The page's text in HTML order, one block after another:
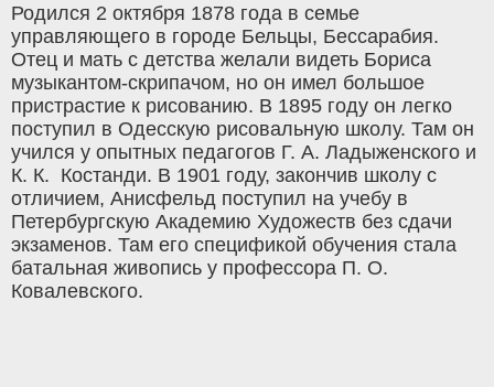
Родился 2 октября 1878 года в семье
управляющего в городе Бельцы, Бессарабия.
Отец и мать с детства желали видеть Бориса
музыкантом-скрипачом, но он имел большое
пристрастие к рисованию. В 1895 году он легко
поступил в Одесскую рисовальную школу. Там он
учился у опытных педагогов Г. А. Ладыженского и
К. К. Костанди. В 1901 году, закончив школу с
отличием, Анисфельд поступил на учебу в
Петербургскую Академию Художеств без сдачи
экзаменов. Там его спецификой обучения стала
батальная живопись у профессора П. О.
Ковалевского.